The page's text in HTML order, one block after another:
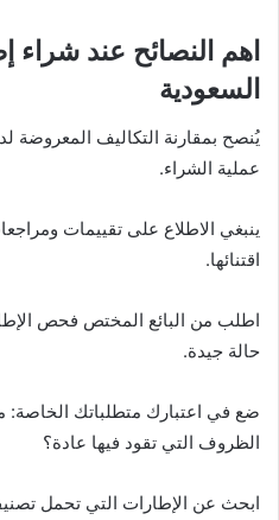
اهم النصائح عند
السعودية
يُنصح بمقارنة التكاليف المعروضة
عملية الشراء.
ينبغي الاطلاع على تقييمات
اقتنائها.
اطلب من البائع المختص فحص
حالة جيدة.
ضع في اعتبارك متطلباتك
الظروف التي تقود فيها عادة؟
ابحث عن الإطارات التي تحمل